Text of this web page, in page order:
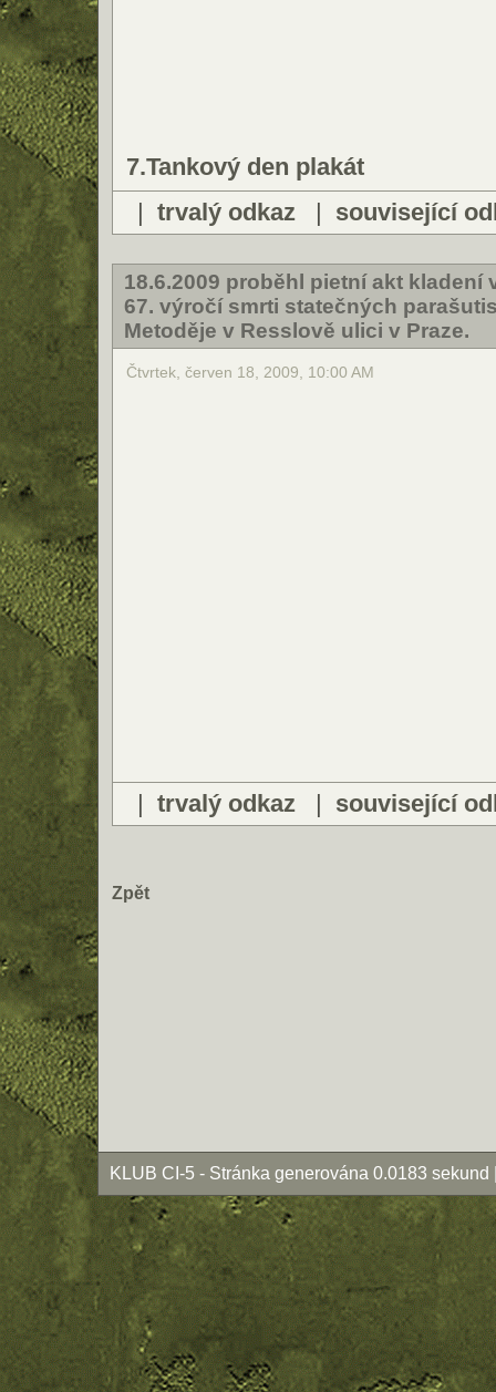
7.Tankový den plakát
| trvalý odkaz| související
18.6.2009 proběhl pietní akt
67. výročí smrti statečných
Metoděje v Resslově ulici v Praze.
Čtvrtek, červen 18, 2009, 10:00 AM
| trvalý odkaz| související
Zpět
KLUB CI-5 - Stránka generována 0.0183